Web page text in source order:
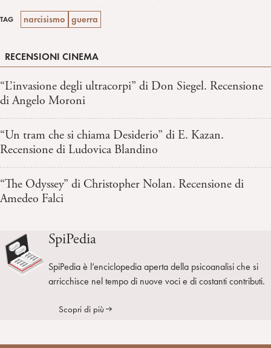
TAG narcisismo guerra
RECENSIONI CINEMA
“L’invasione degli ultracorpi” di Don Siegel. Recensione
di Angelo Moroni
“Un tram che si chiama Desiderio” di E. Kazan.
Recensione di Ludovica Blandino
“The Odyssey” di Christopher Nolan. Recensione di
Amedeo Falci
SpiPedia
SpiPedia è l’enciclopedia aperta della psicoanalisi che si
arricchisce nel tempo di nuove voci e di costanti contributi.
Scopri di più